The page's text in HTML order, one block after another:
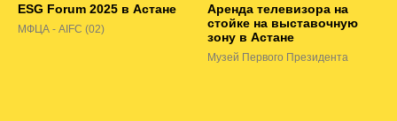
ESG Forum 2025 в Астане
МФЦА - AIFC (02)
Аренда телевизора на
стойке на выставочную
зону в Астане
Музей Первого Президента